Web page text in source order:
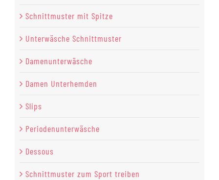
Schnittmuster mit Spitze
Unterwäsche Schnittmuster
Damenunterwäsche
Damen Unterhemden
Slips
Periodenunterwäsche
Dessous
Schnittmuster zum Sport treiben